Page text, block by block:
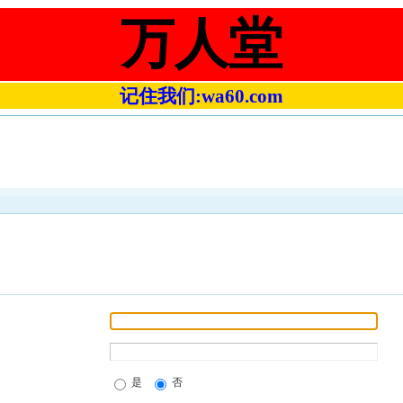
万人堂
记住我们:wa60.com
是 否